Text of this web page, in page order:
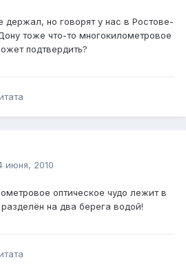
держал, но говорят у нас в Ростове-
тоже что-то многокилометровое
подтвердить?
июня, 2010
оптическое чудо лежит в
на два берега водой!